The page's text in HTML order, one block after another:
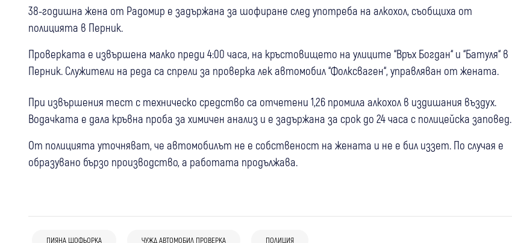
38-годишна жена от Радомир е задържана за шофиране след употреба на алкохол, съобщиха от
полицията в Перник.
Проверката е извършена малко преди 4:00 часа, на кръстовището на улиците “Връх Богдан“ и “Батуля“ в
Перник. Служители на реда са спрели за проверка лек автомобил “Фолксваген“, управляван от жената.
При извършения тест с техническо средство са отчетени 1,26 промила алкохол в издишания въздух.
Водачката е дала кръвна проба за химичен анализ и е задържана за срок до 24 часа с полицейска заповед.
От полицията уточняват, че автомобилът не е собственост на жената и не е бил иззет. По случая е
образувано бързо производство, а работата продължава.
ПИЯНА ШОФЬОРКА ЧУЖД АВТОМОБИЛ ПРОВЕРКА ПОЛИЦИЯ